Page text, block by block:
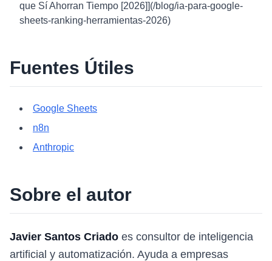
que Sí Ahorran Tiempo [2026]](/blog/ia-para-google-
sheets-ranking-herramientas-2026)
Fuentes Útiles
Google Sheets
n8n
Anthropic
Sobre el autor
Javier Santos Criado es consultor de inteligencia
artificial y automatización. Ayuda a empresas